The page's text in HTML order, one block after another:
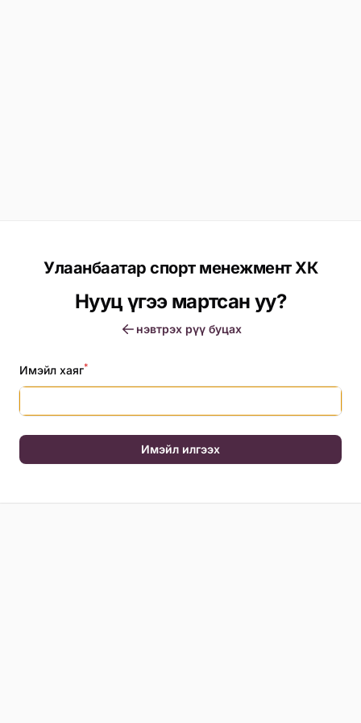
Улаанбаатар спорт менежмент ХК
Нууц үгээ мартсан уу?
нэвтрэх рүү буцах
Имэйл хаяг*
Имэйл илгээх